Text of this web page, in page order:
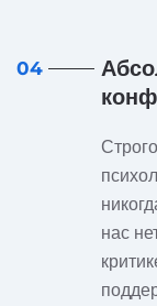
04
нас